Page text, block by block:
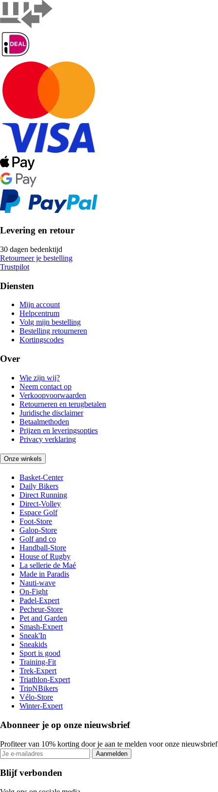
Levering en retour
30 dagen bedenktijd
Retourneer je bestelling
Trustpilot
Diensten
Mijn account
Helpcentrum
Volg mijn bestelling
Bestelling retourneren
Kortingscodes
Over
Wie zijn wij?
Neem contact op
Verkoopvoorwaarden
Retourneren en terugbetalen
Juridische disclaimer
Betaalmethoden
Prijzen en leveringsopties
Privacy verklaring
Onze winkels
Basket-Center
Daily Bikers
Direct Running
Direct-Volley
Espace Golf
Foot-Store
Galop-Store
Golf and co
Handball-Store
House of Rugby
La sellerie de Maé
Made in Paradis
Nauti-wave
On-Fight
Padel-Expert
Pecheur-Store
Pet and Garden
Smash-Expert
Sneak'In
Sneakids
Sport is good
Training-Fit
Trek-Expert
Triathlon-Expert
TripNBikers
Vélo-Store
Winter-Expert
Abonneer je op onze nieuwsbrief
Profiteer van 10% korting door je aan te melden voor onze nieuwsbrief
Aanmelden
Blijf verbonden